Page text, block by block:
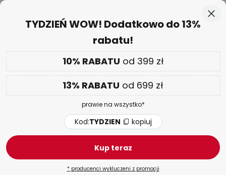
Przejdź
02 D 00 G 35 M 52 S
DODATKOWOnawet do 13% RABATU!
Kod:TYDZIEN kopiuj
TYDZIEŃ WOW| do -70%
Oprawy wpuszczane, oprawy
downlight z czujnikiem ruchu
TYDZIEŃ WOW! Dodatkowo do 13%
rabatu!
10% RABATU od 399 zł
13% RABATU od 699 zł
prawie na wszystko*
Kod:TYDZIEN kopiuj
Kup teraz
* producenci wykluczeni z promocji